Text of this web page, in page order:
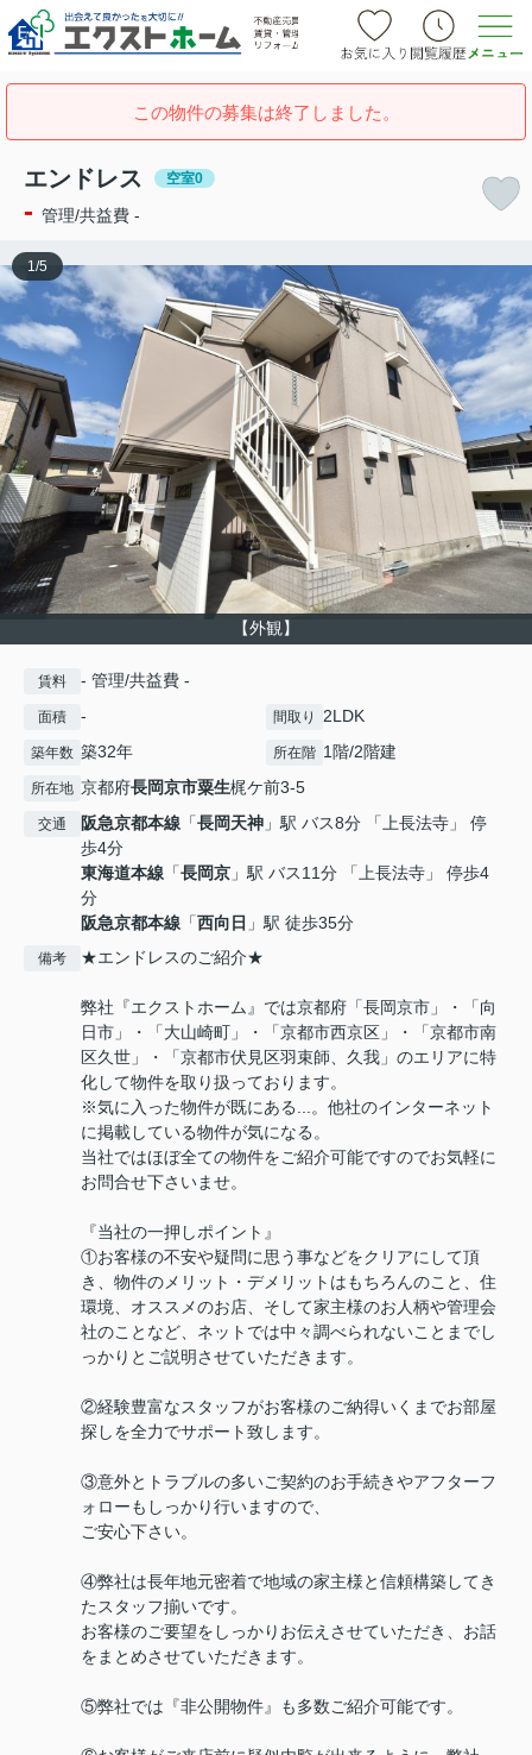
この物件の募集は終了しました。
エンドレス 空室0
- 管理/共益費 -
【外観】
1 /5
賃料 - 管理/共益費 -
面積 - 間取り 2LDK
築年数 築32年 所在階 1階/2階建
所在地 京都府長岡京市粟生梶ケ前3-5
交通 阪急京都本線 「長岡天神 」駅 バス8分 「上長法寺」 停
歩4分
東海道本線 「長岡京 」駅 バス11分 「上長法寺」 停歩4
分
阪急京都本線 「西向日 」駅 徒歩35分
備考 ★エンドレスのご紹介★
弊社『エクストホーム』では京都府「長岡京市」・「向
日市」・「大山崎町」・「京都市西京区」・「京都市南
区久世」・「京都市伏見区羽束師、久我」のエリアに特
化して物件を取り扱っております。
※気に入った物件が既にある...。他社のインターネット
に掲載している物件が気になる。
当社ではほぼ全ての物件をご紹介可能ですのでお気軽に
お問合せ下さいませ。
『当社の一押しポイント』
①お客様の不安や疑問に思う事などをクリアにして頂
き、物件のメリット・デメリットはもちろんのこと、住
環境、オススメのお店、そして家主様のお人柄や管理会
社のことなど、ネットでは中々調べられないことまでし
っかりとご説明させていただきます。
②経験豊富なスタッフがお客様のご納得いくまでお部屋
探しを全力でサポート致します。
③意外とトラブルの多いご契約のお手続きやアフターフ
ォローもしっかり行いますので、
ご安心下さい。
④弊社は長年地元密着で地域の家主様と信頼構築してき
たスタッフ揃いです。
お客様のご要望をしっかりお伝えさせていただき、お話
をまとめさせていただきます。
⑤弊社では『非公開物件』も多数ご紹介可能です。